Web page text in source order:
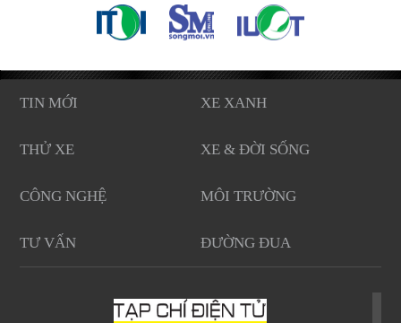
TIN MỚI XE XANH
THỬ XE XE & ĐỜI SỐNG
CÔNG NGHỆ MÔI TRƯỜNG
TƯ VẤN ĐƯỜNG ĐUA